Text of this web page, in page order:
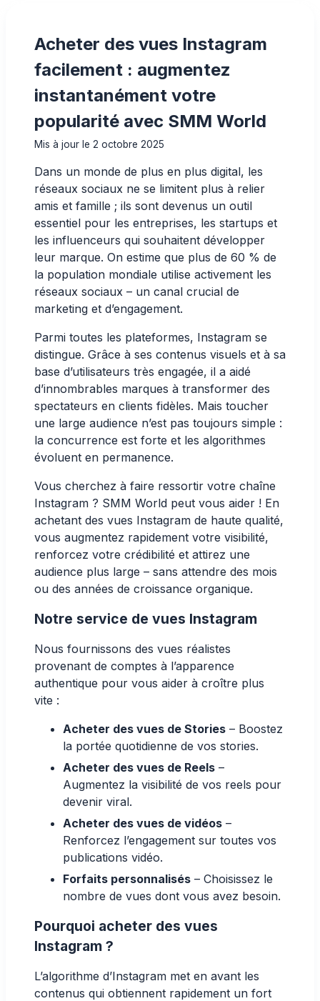
Acheter des vues Instagram
facilement : augmentez
instantanément votre
popularité avec SMM World
Mis à jour le 2 octobre 2025
Dans un monde de plus en plus digital, les
réseaux sociaux ne se limitent plus à relier
amis et famille ; ils sont devenus un outil
essentiel pour les entreprises, les startups et
les influenceurs qui souhaitent développer
leur marque. On estime que plus de 60 % de
la population mondiale utilise activement les
réseaux sociaux – un canal crucial de
marketing et d’engagement.
Parmi toutes les plateformes, Instagram se
distingue. Grâce à ses contenus visuels et à sa
base d’utilisateurs très engagée, il a aidé
d’innombrables marques à transformer des
spectateurs en clients fidèles. Mais toucher
une large audience n’est pas toujours simple :
la concurrence est forte et les algorithmes
évoluent en permanence.
Vous cherchez à faire ressortir votre chaîne
Instagram ? SMM World peut vous aider ! En
achetant des vues Instagram de haute qualité,
vous augmentez rapidement votre visibilité,
renforcez votre crédibilité et attirez une
audience plus large – sans attendre des mois
ou des années de croissance organique.
Notre service de vues Instagram
Nous fournissons des vues réalistes
provenant de comptes à l’apparence
authentique pour vous aider à croître plus
vite :
Acheter des vues de Stories – Boostez
la portée quotidienne de vos stories.
Acheter des vues de Reels –
Augmentez la visibilité de vos reels pour
devenir viral.
Acheter des vues de vidéos –
Renforcez l’engagement sur toutes vos
publications vidéo.
Forfaits personnalisés – Choisissez le
nombre de vues dont vous avez besoin.
Pourquoi acheter des vues
Instagram ?
L’algorithme d’Instagram met en avant les
contenus qui obtiennent rapidement un fort